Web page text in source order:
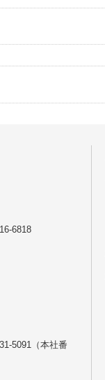
6818
5091（本社番